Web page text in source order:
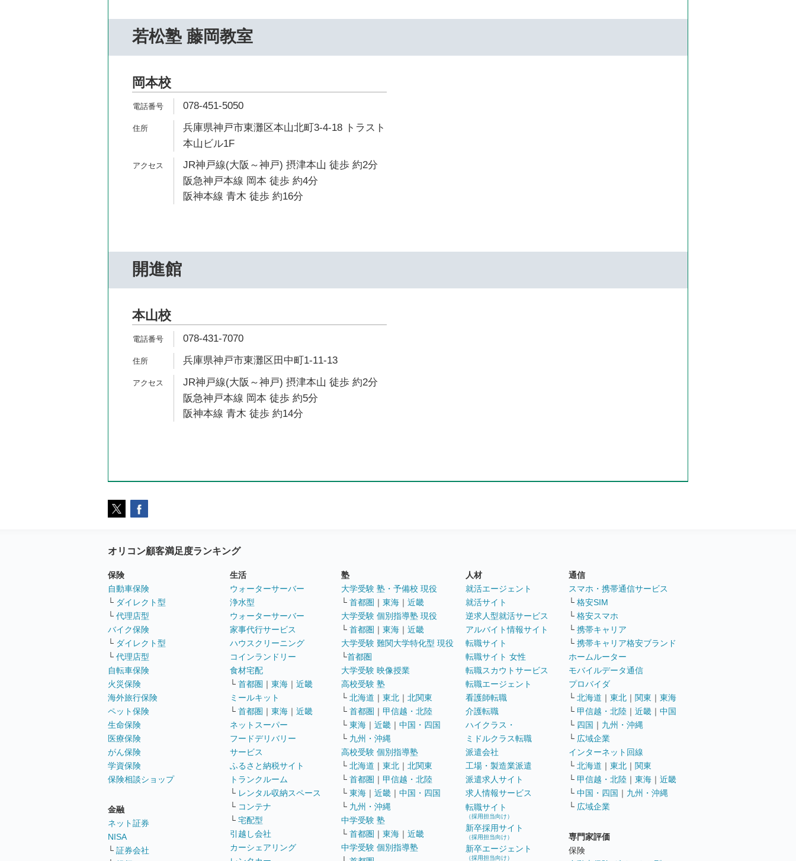
若松塾 藤岡教室
岡本校
078-451-5050
兵庫県神戸市東灘区本山北町3-4-18 トラスト
本山ビル1F
JR神戸線(大阪～神戸) 摂津本山 徒歩 約2分
阪急神戸本線 岡本 徒歩 約4分
阪神本線 青木 徒歩 約16分
開進館
本山校
078-431-7070
兵庫県神戸市東灘区田中町1-11-13
JR神戸線(大阪～神戸) 摂津本山 徒歩 約2分
阪急神戸本線 岡本 徒歩 約5分
阪神本線 青木 徒歩 約14分
オリコン顧客満足度ランキング
保険
自動車保険
└ ダイレクト型
└ 代理店型
バイク保険
└ ダイレクト型
└ 代理店型
自転車保険
火災保険
海外旅行保険
ペット保険
生命保険
医療保険
がん保険
学資保険
保険相談ショップ
金融
ネット証券
NISA
└ 証券会社
生活
ウォーターサーバー
浄水型
ウォーターサーバー
家事代行サービス
ハウスクリーニング
コインランドリー
食材宅配
└ 首都圏 ｜ 東海 ｜ 近畿
ミールキット
└ 首都圏 ｜ 東海 ｜ 近畿
ネットスーパー
フードデリバリー
サービス
ふるさと納税サイト
トランクルーム
└ レンタル収納スペース
└ コンテナ
└ 宅配型
引越し会社
カーシェアリング
塾
大学受験 塾・予備校 現役
└ 首都圏 ｜ 東海 ｜ 近畿
大学受験 個別指導塾 現役
└ 首都圏 ｜ 東海 ｜ 近畿
大学受験 難関大学特化型 現役
└首都圏
大学受験 映像授業
高校受験 塾
└ 北海道 ｜ 東北 ｜ 北関東
└ 首都圏 ｜ 甲信越・北陸
└ 東海 ｜ 近畿 ｜ 中国・四国
└ 九州・沖縄
高校受験 個別指導塾
└ 北海道 ｜ 東北 ｜ 北関東
└ 首都圏 ｜ 甲信越・北陸
└ 東海 ｜ 近畿 ｜ 中国・四国
└ 九州・沖縄
中学受験 塾
└ 首都圏 ｜ 東海 ｜ 近畿
中学受験 個別指導塾
人材
就活エージェント
就活サイト
逆求人型就活サービス
アルバイト情報サイト
転職サイト
転職サイト 女性
転職スカウトサービス
転職エージェント
看護師転職
介護転職
ハイクラス・
ミドルクラス転職
派遣会社
工場・製造業派遣
派遣求人サイト
求人情報サービス
転職サイト
（採用担当向け）
新卒採用サイト
（採用担当向け）
新卒エージェント
（採用担当向け）
通信
スマホ・携帯通信サービス
└ 格安SIM
└ 格安スマホ
└ 携帯キャリア
└ 携帯キャリア格安ブランド
ホームルーター
モバイルデータ通信
プロバイダ
└ 北海道 ｜ 東北 ｜ 関東 ｜ 東海
└ 甲信越・北陸 ｜ 近畿 ｜ 中国
└ 四国 ｜ 九州・沖縄
└ 広域企業
インターネット回線
└ 北海道 ｜ 東北 ｜ 関東
└ 甲信越・北陸 ｜ 東海 ｜ 近畿
└ 中国・四国 ｜ 九州・沖縄
└ 広域企業
専門家評価
保険